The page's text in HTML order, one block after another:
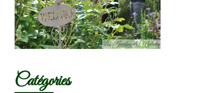
Catégories